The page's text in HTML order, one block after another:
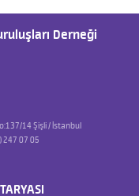
Derneği
14 Şişli / İstanbul
247 07 05